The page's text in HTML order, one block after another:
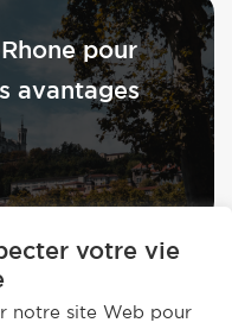
pour
avantages
votre vie
notre site Web pour